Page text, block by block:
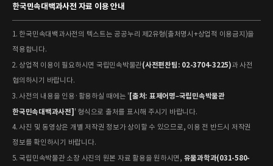
한국민속대백과사전 자료 이용 안내
1. 한국민속대백과사전의 텍스트는 공공누리 제2유형(출처명시+상업적 이용금지)을
적용합니다.
2. 상업적 이용이 필요하시면 국립민속박물관(사전편찬팀: 02-3704-3225)과 사전
협의하시기 바랍니다.
3. 사전의 내용을 인용·활용하실 때에는 '[출처: 표제어명–국립민속박물관
한국민속대백과사전]' 형식으로 출처를 표시해 주시기 바랍니다.
4. 사진 및 동영상은 개별 저작권 정보가 상이할 수 있으므로, 이용 전 반드시 저작권
정보를 확인하시기 바랍니다.
5. 국립민속박물관 소장 사진의 원본 자료 활용을 원하시면, 유물과학과(031-580-